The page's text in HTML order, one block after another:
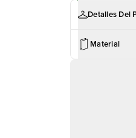
Detalles Del
Material